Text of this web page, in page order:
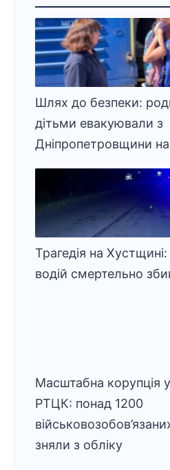
Шлях до безпеки:
дітьми евакуювали з
Дніпропетровщини
Трагедія на
водій смертельно
Масштабна корупція
РТЦК: понад 1200
зняли з обліку